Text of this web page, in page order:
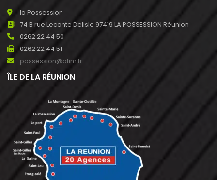
la Possession
74 B rue Leconte Delisle 97419 LA POSSESSION Réunion
0262 22 44 50
0262 22 44 51
possession@ofim.fr
ÎLE DE LA RÉUNION